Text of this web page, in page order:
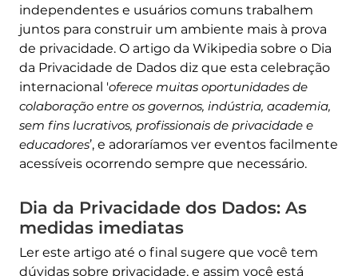
independentes e usuários comuns trabalhem
juntos para construir um ambiente mais à prova
de privacidade. O artigo da Wikipedia sobre o Dia
da Privacidade de Dados diz que esta celebração
internacional 'oferece muitas oportunidades de
colaboração entre os governos, indústria, academia,
sem fins lucrativos, profissionais de privacidade e
educadores’, e adoraríamos ver eventos facilmente
acessíveis ocorrendo sempre que necessário.
Dia da Privacidade dos Dados: As
medidas imediatas
Ler este artigo até o final sugere que você tem
dúvidas sobre privacidade, e assim você está